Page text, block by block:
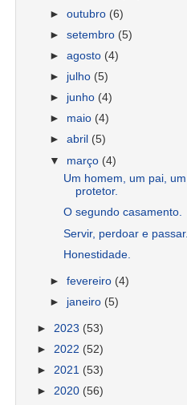
►outubro (6)
►setembro (5)
►agosto (4)
► julho (5)
► junho (4)
► maio (4)
►abril (5)
▼ março (4)
Um homem, um pai, um
protetor.
O segundo casamento.
Servir, perdoar e passar.
Honestidade.
►fevereiro (4)
► janeiro (5)
► 2023 (53)
► 2022 (52)
► 2021 (53)
► 2020 (56)